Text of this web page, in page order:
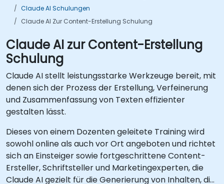
Claude AI Schulungen
Claude AI Zur Content-Erstellung Schulung
Claude AI zur Content-Erstellung
Schulung
Claude AI stellt leistungsstarke Werkzeuge bereit, mit
denen sich der Prozess der Erstellung, Verfeinerung
und Zusammenfassung von Texten effizienter
gestalten lässt.
Dieses von einem Dozenten geleitete Training wird
sowohl online als auch vor Ort angeboten und richtet
sich an Einsteiger sowie fortgeschrittene Content-
Ersteller, Schriftsteller und Marketingexperten, die
Claude AI gezielt für die Generierung von Inhalten, die